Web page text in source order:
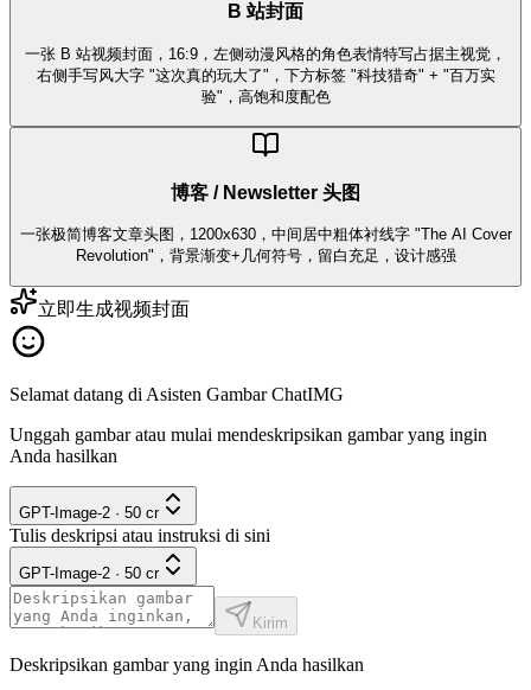
B 站封面
一张 B 站视频封面，16:9，左侧动漫风格的角色表情特写占据主视觉，
右侧手写风大字 "这次真的玩大了"，下方标签 "科技猎奇" + "百万实
验"，高饱和度配色
博客 / Newsletter 头图
一张极简博客文章头图，1200x630，中间居中粗体衬线字 "The AI Cover
Revolution"，背景渐变+几何符号，留白充足，设计感强
立即生成视频封面
Selamat datang di Asisten Gambar ChatIMG
Unggah gambar atau mulai mendeskripsikan gambar yang ingin
Anda hasilkan
GPT-Image-2 · 50 cr
Tulis deskripsi atau instruksi di sini
GPT-Image-2 · 50 cr
Kirim
Deskripsikan gambar yang ingin Anda hasilkan